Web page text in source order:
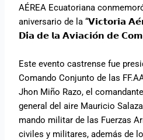
AÉREA Ecuatoriana
aniversario de la “𝗩𝗶𝗰𝘁𝗼𝗿𝗶𝗮
𝗗𝗶́𝗮 𝗱𝗲 𝗹𝗮 𝗔𝘃𝗶𝗮𝗰𝗶𝗼́𝗻 𝗱𝗲
Este evento castrense fue
Comando Conjunto de las
Jhon Miño Razo, el
general del aire Mauricio
mando militar de las Fuerzas
civiles y militares, además de